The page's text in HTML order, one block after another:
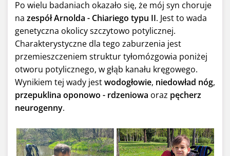
Po wielu badaniach okazało się, że mój syn choruje
na zespół Arnolda - Chiariego typu II. Jest to wada
genetyczna okolicy szczytowo potylicznej.
Charakterystyczne dla tego zaburzenia jest
przemieszczeniem struktur tyłomózgowia poniżej
otworu potylicznego, w głąb kanału kręgowego.
Wynikiem tej wady jestwodogłowie, niedowład nóg,
przepuklina oponowo - rdzeniowa oraz pęcherz
neurogenny.